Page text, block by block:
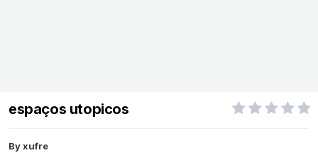
espaços utopicos
Byxufre